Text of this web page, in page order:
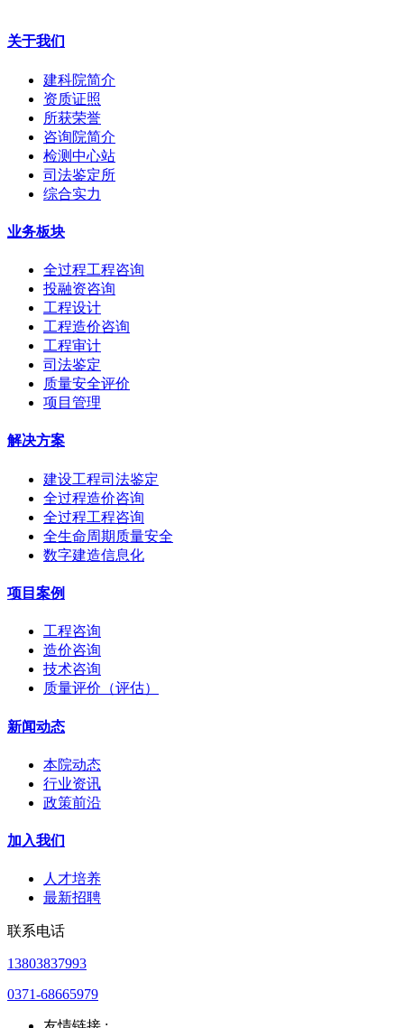
关于我们
建科院简介
资质证照
所获荣誉
咨询院简介
检测中心站
司法鉴定所
综合实力
业务板块
全过程工程咨询
投融资咨询
工程设计
工程造价咨询
工程审计
司法鉴定
质量安全评价
项目管理
解决方案
建设工程司法鉴定
全过程造价咨询
全过程工程咨询
全生命周期质量安全
数字建造信息化
项目案例
工程咨询
造价咨询
技术咨询
质量评价（评估）
新闻动态
本院动态
行业资讯
政策前沿
加入我们
人才培养
最新招聘
联系电话
13803837993
0371-68665979